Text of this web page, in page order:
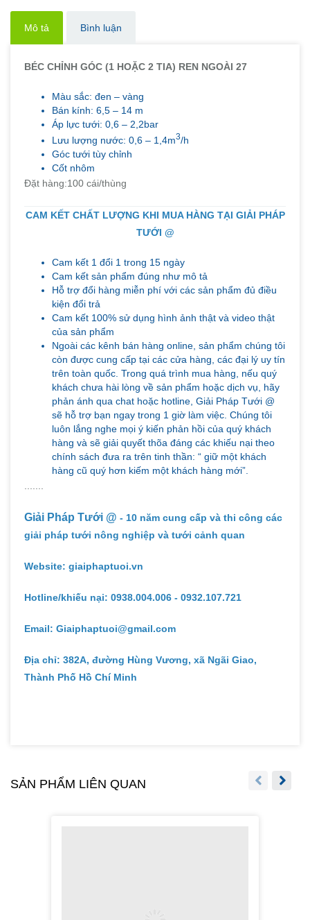
Mô tả Bình luận
BÉC CHỈNH GÓC (1 HOẶC 2 TIA) REN NGOÀI 27
Màu sắc: đen – vàng
Bán kính: 6,5 – 14 m
Áp lực tưới: 0,6 – 2,2bar
Lưu lượng nước: 0,6 – 1,4m3/h
Góc tưới tùy chỉnh
Cốt nhôm
Đặt hàng:100 cái/thùng
CAM KẾT CHẤT LƯỢNG KHI MUA HÀNG TẠI GIẢI PHÁP
TƯỚI @
Cam kết 1 đổi 1 trong 15 ngày
Cam kết sản phẩm đúng như mô tả
Hỗ trợ đổi hàng miễn phí với các sản phẩm đủ điều
kiện đổi trả
Cam kết 100% sử dụng hình ảnh thật và video thật
của sản phẩm
Ngoài các kênh bán hàng online, sản phẩm chúng tôi
còn được cung cấp tại các cửa hàng, các đại lý uy tín
trên toàn quốc. Trong quá trình mua hàng, nếu quý
khách chưa hài lòng về sản phẩm hoặc dịch vụ, hãy
phản ánh qua chat hoặc hotline, Giải Pháp Tưới @
sẽ hỗ trợ bạn ngay trong 1 giờ làm việc. Chúng tôi
luôn lắng nghe mọi ý kiến phản hồi của quý khách
hàng và sẽ giải quyết thõa đáng các khiếu nại theo
chính sách đưa ra trên tinh thần: “ giữ một khách
hàng cũ quý hơn kiếm một khách hàng mới”.
Giải Pháp Tưới @ - 10 năm cung cấp và thi công các
giải pháp tưới nông nghiệp và tưới cảnh quan
Website: giaiphaptuoi.vn
Hotline/khiếu nại: 0938.004.006 - 0932.107.721
Email: Giaiphaptuoi@gmail.com
Địa chỉ: 382A, đường Hùng Vương, xã Ngãi Giao,
Thành Phố Hồ Chí Minh
SẢN PHẨM LIÊN QUAN